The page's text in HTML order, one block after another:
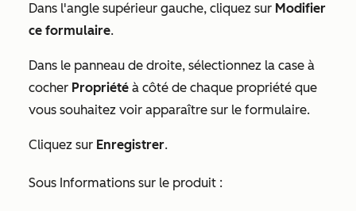
Dans l'angle supérieur gauche, cliquez sur Modifier
ce formulaire.
Dans le panneau de droite, sélectionnez la case à
cocher Propriété à côté de chaque propriété que
vous souhaitez voir apparaître sur le formulaire.
Cliquez sur Enregistrer.
Sous Informations sur le produit :